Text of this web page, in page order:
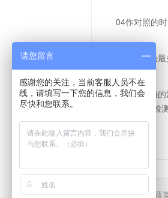
04作对照的
酶抑制率法
为了确保酶
0.3之间，检
上一篇：瓜果蔬
请您留言
感谢您的关注，当前客服人员不在
线，请填写一下您的信息，我们会
尽快和您联系。